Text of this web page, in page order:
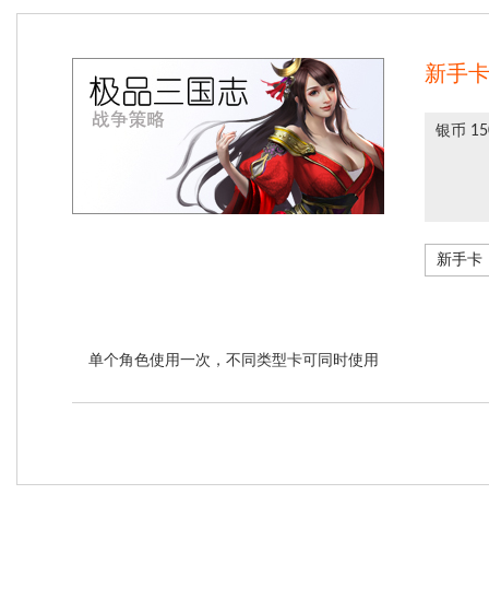
新手卡
银币
单个角色使用一次，不同类型卡可同时使用